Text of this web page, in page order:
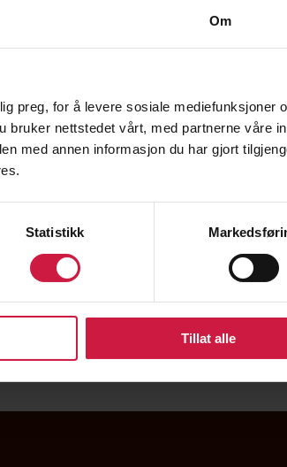
Om
preg, for å levere sosiale mediefunksjoner
bruker nettstedet vårt, med partnerne våre
med annen informasjon du har gjort
Statistikk
Tillat alle
og trenere etter samtykke fra eleven.